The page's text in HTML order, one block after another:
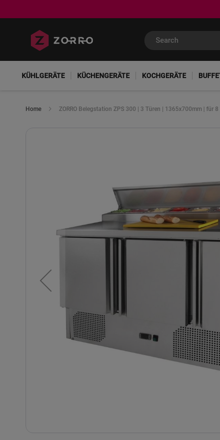
KÜHLGERÄTE KÜCHENGERÄTE KOCHGERÄTE
Home ZORRO Belegstation ZPS 300 | 3 Türen | 1365x700mm | für